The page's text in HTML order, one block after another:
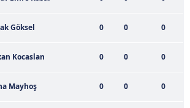
Göksel 0 0 0
Kocaslan 0 0 0
Mayhoş 0 0 0